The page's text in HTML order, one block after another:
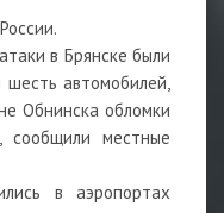
в Брянске были
автомобилей,
Обнинска обломки
местные
в аэропортах